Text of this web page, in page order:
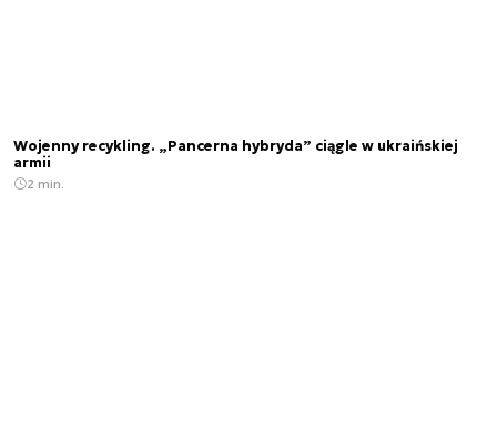
Wojenny recykling. „Pancerna hybryda” ciągle w ukraińskiej
armii
2 min.